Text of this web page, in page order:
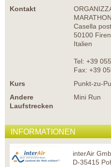
Kontakt
MARATHON
Casella
50100
Italien
Tel: +39
Fax: +39
Kurs
Punkt-zu-
Andere
Laufstrecken
Mini Run
INFORMATIONEN
interAir
D-35415